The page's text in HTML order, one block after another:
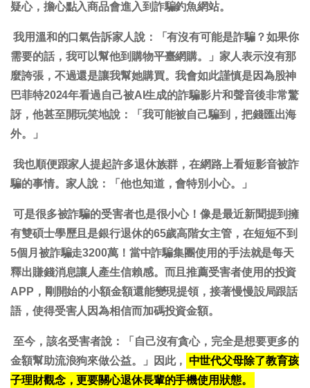
疑心，擔心點入商品會進入到詐騙釣魚網站。
我用溫和的口氣告訴家人說：「有沒有可能是詐騙？如果你
需要的話，我可以幫他到購物平臺網購。」家人表示沒有那
麼誇張，不過還是讓我幫她購買。我會如此謹慎是因為股神
巴菲特2024年看過自己被AI生成的詐騙影片和聲音後非常驚
訝，他甚至開玩笑地說：「我可能被自己騙到，把錢匯出海
外。」
我也順便跟家人提起許多退休族群，在網路上看短影音被詐
騙的事情。家人說：「他也知道，會特別小心。」
可是很多被詐騙的受害者也是很小心！像是最近新聞提到擁
有雙碩士學歷且是銀行退休的65歲高階女主管，在短短不到
5個月被詐騙走3200萬！當中詐騙集團使用的手法就是每天
釋出賺錢消息讓人產生信賴感。而且推薦受害者使用的投資
APP，剛開始的小額金額還能變現提領，接著慢慢設局跟話
語，使得受害人因為相信而加碼投資金額。
至今，該名受害者說：「自己沒有貪心，完全是想要更多的
金額幫助流浪狗來做公益。」因此， 中世代父母除了教育孩
子理財觀念，更要關心退休長輩的手機使用狀態。